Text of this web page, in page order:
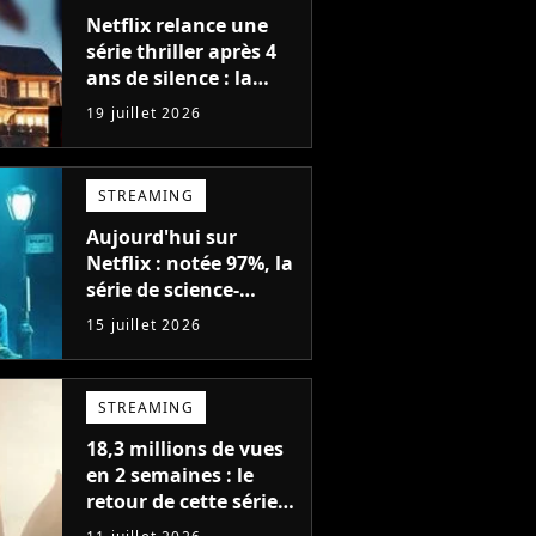
Netflix relance une
série thriller après 4
ans de silence : la
saison 1 avait atteint
plus de 79 millions de
vues
19 juillet 2026
STREAMING
Aujourd'hui sur
Netflix : notée 97%, la
série de science-
fiction la plus drôle
du moment est enfin
de retour avec 8
nouveaux épisodes
15 juillet 2026
STREAMING
18,3 millions de vues
en 2 semaines : le
retour de cette série
fantastique est le bide